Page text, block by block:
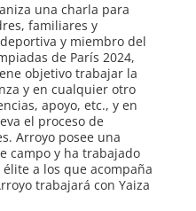
una charla para
familiares y
y miembro del
de París 2024,
objetivo trabajar la
y en cualquier otro
apoyo, etc., y en
el proceso de
Arroyo posee una
campo y ha trabajado
a los que acompaña
trabajará con Yaiza